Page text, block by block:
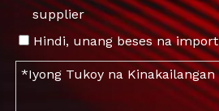
supplier
Hindi, unang beses na import